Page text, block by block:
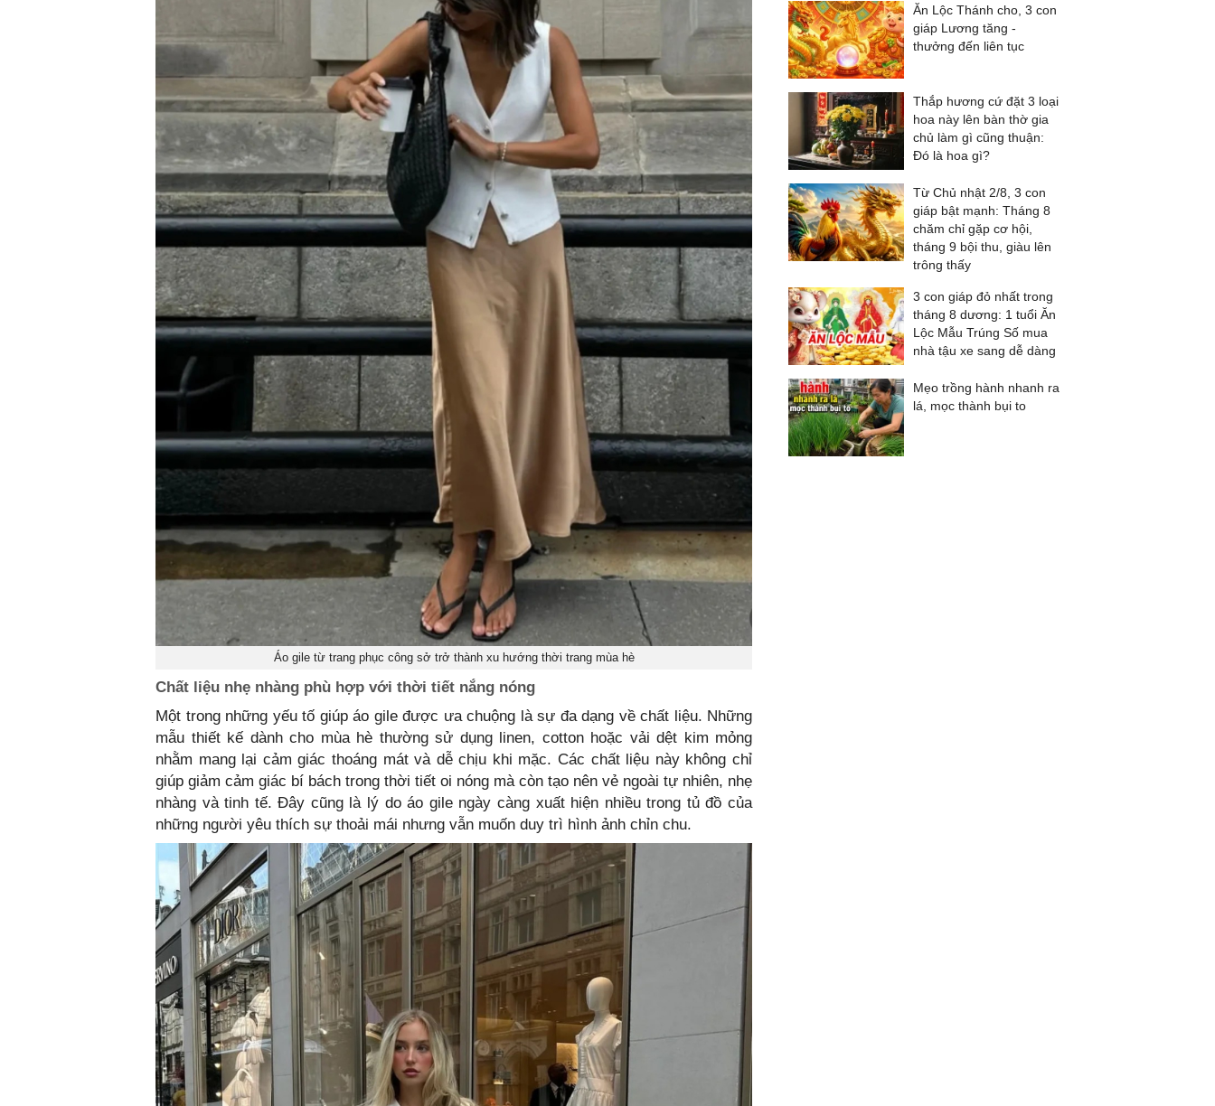
Áo gile từ trang phục công sở trở thành xu hướng thời trang mùa hè
Chất liệu nhẹ nhàng phù hợp với thời tiết nắng nóng
Một trong những yếu tố giúp áo gile được ưa chuộng là sự đa dạng về chất liệu. Những
mẫu thiết kế dành cho mùa hè thường sử dụng linen, cotton hoặc vải dệt kim mỏng
nhằm mang lại cảm giác thoáng mát và dễ chịu khi mặc. Các chất liệu này không chỉ
giúp giảm cảm giác bí bách trong thời tiết oi nóng mà còn tạo nên vẻ ngoài tự nhiên, nhẹ
nhàng và tinh tế. Đây cũng là lý do áo gile ngày càng xuất hiện nhiều trong tủ đồ của
những người yêu thích sự thoải mái nhưng vẫn muốn duy trì hình ảnh chỉn chu.
Ăn Lộc Thánh cho, 3 con
giáp Lương tăng -
thưởng đến liên tục
Thắp hương cứ đặt 3 loại
hoa này lên bàn thờ gia
chủ làm gì cũng thuận:
Đó là hoa gì?
Từ Chủ nhật 2/8, 3 con
giáp bật mạnh: Tháng 8
chăm chỉ gặp cơ hội,
tháng 9 bội thu, giàu lên
trông thấy
3 con giáp đỏ nhất trong
tháng 8 dương: 1 tuổi Ăn
Lộc Mẫu Trúng Số mua
nhà tậu xe sang dễ dàng
Mẹo trồng hành nhanh ra
lá, mọc thành bụi to